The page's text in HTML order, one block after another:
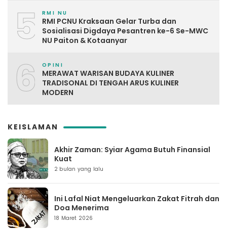
5 RMI NU
RMI PCNU Kraksaan Gelar Turba dan
Sosialisasi Digdaya Pesantren ke-6 Se-MWC
NU Paiton & Kotaanyar
6 OPINI
MERAWAT WARISAN BUDAYA KULINER
TRADISONAL DI TENGAH ARUS KULINER
MODERN
KEISLAMAN
Akhir Zaman: Syiar Agama Butuh Finansial
Kuat
2 bulan yang lalu
Ini Lafal Niat Mengeluarkan Zakat Fitrah dan
Doa Menerima
18 Maret 2026